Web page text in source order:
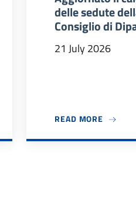
DÀ IL BENVENUTO A TRE
delle sedute
Consiglio di
21 July 2026
READ MORE